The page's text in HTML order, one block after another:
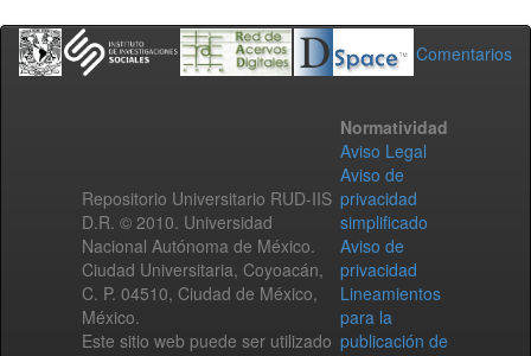
Comentarios
Repositorio Universitario RUD-IIS
D.R. © 2010. Universidad
Nacional Autónoma de México.
Ciudad Universitaria, Coyoacán,
C. P. 04510, Ciudad de México,
México.
Este sitio web puede ser utilizado
Normatividad
Aviso Legal
Aviso de
privacidad
simplificado
Aviso de
privacidad
Lineamientos
para la
publicación de